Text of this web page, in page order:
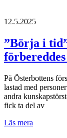
12.5.2025
”Börja i
På Österbottens
lastad med
andra
fick ta del av
Läs mera